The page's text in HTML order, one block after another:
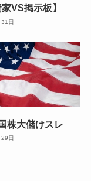
VS掲示板】
日
株大儲けスレ
日